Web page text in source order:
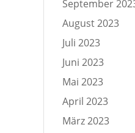
September
August 2023
Juli 2023
Juni 2023
Mai 2023
April 2023
März 2023